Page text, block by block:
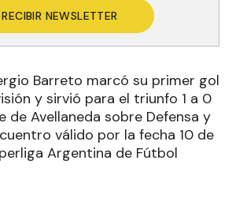
RECIBIR NEWSLETTER
Barreto marcó su primer gol
y sirvió para el triunfo 1 a 0
de Avellaneda sobre Defensa y
válido por la fecha 10 de
Argentina de Fútbol